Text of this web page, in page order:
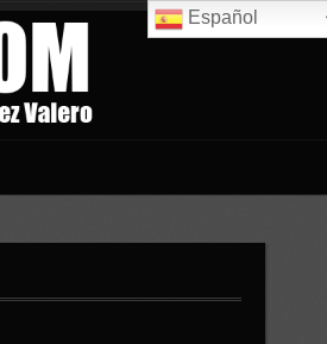
Español